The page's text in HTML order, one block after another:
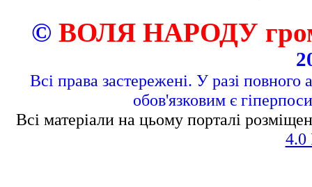
© ВОЛЯ НАРОДУ
Всі права застережені. У разі повного
обов'язковим є
Всі матеріали на цьому порталі
4.0